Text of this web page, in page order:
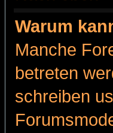
Warum
Manche
betreten
schreiben